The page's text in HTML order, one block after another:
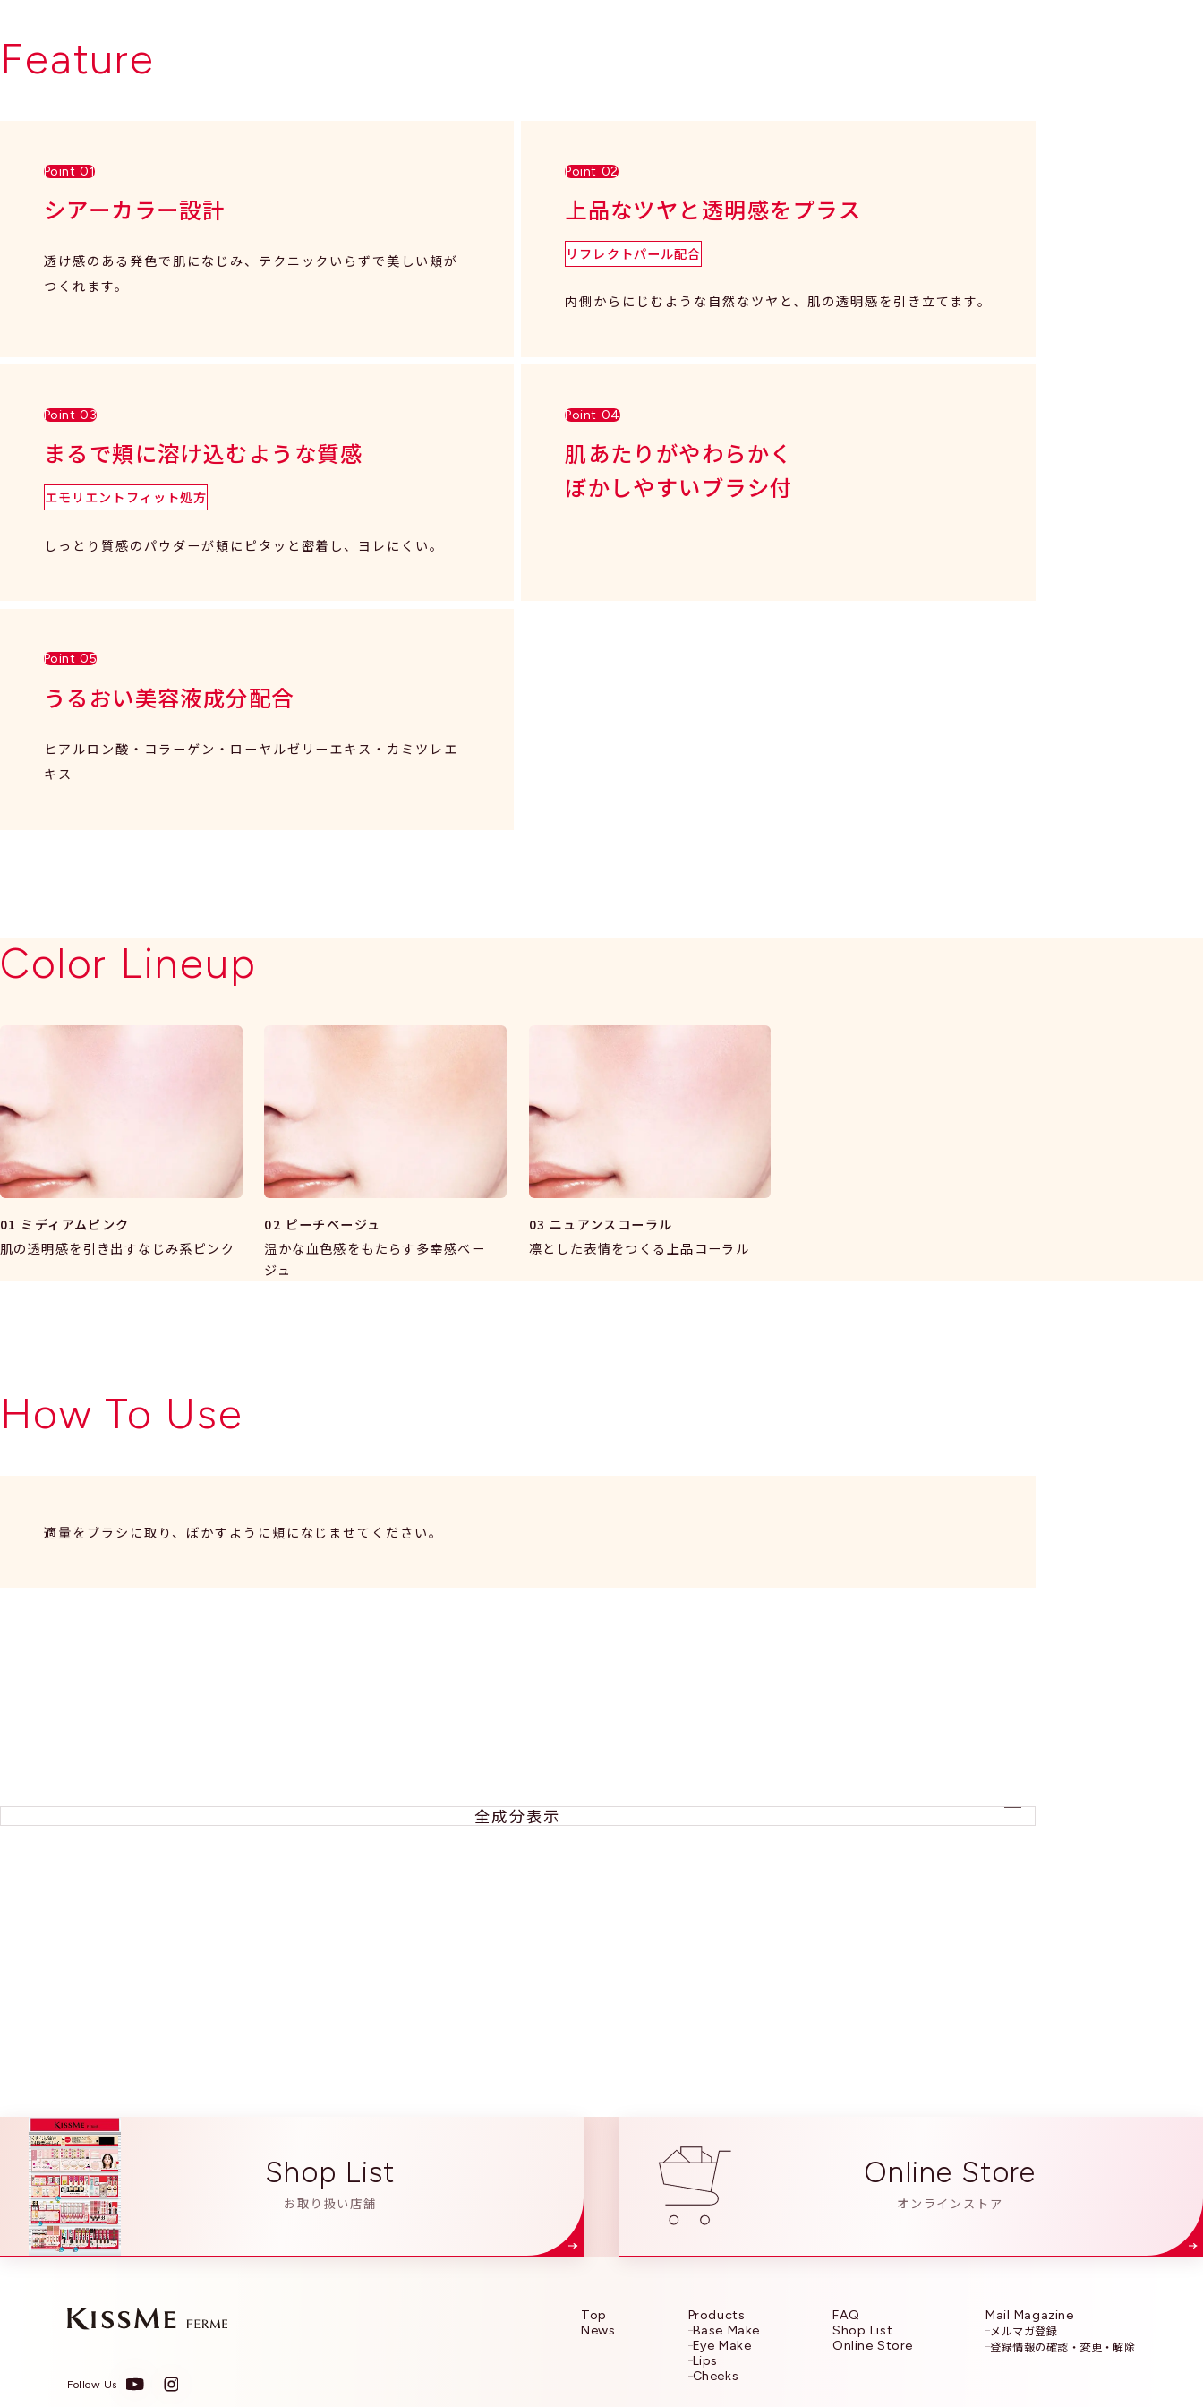
Feature
Point 01
シアーカラー設計
透け感のある発色で肌になじみ、テクニックいらずで美しい頬が
つくれます。
Point 02
上品なツヤと透明感をプラス
リフレクトパール配合
内側からにじむような自然なツヤと、肌の透明感を引き立てます。
Point 03
まるで頬に溶け込むような質感
エモリエントフィット処方
しっとり質感のパウダーが頬にピタッと密着し、ヨレにくい。
Point 04
肌あたりがやわらかく
ぼかしやすいブラシ付
Point 05
うるおい美容液成分配合
ヒアルロン酸・コラーゲン・ローヤルゼリーエキス・カミツレエ
キス
Color Lineup
01 ミディアムピンク
肌の透明感を引き出すなじみ系ピンク
02 ピーチベージュ
温かな血色感をもたらす多幸感ベー
ジュ
03 ニュアンスコーラル
凛とした表情をつくる上品コーラル
How To Use
適量をブラシに取り、ぼかすように頬になじませてください。
全成分表示
商品の改良等により、本ページで表示している成分の内容と異なる場合があります。実際に商品に表示されている成分をご確認ください。
Shop List
お取り扱い店舗
Online Store
オンラインストア
Follow Us
Top
News
Products
Base Make
Eye Make
Lips
Cheeks
FAQ
Shop List
Online Store
Mail Magazine
メルマガ登録
登録情報の確認・変更・解除